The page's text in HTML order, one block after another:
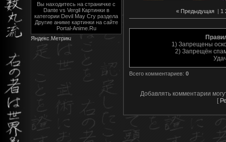
Вы находитесь на страничке с
Dante vs Vergil Картинки в
категории Devil May Cry раздела
Другие аниме картинки на сайте
Portal-Anime.Ru
« Предыдущая| 1
1) Запрещены
2) Запрещён
Всего комментариев: 0
Добавлять комментарии
[